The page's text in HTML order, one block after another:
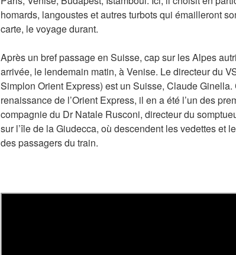
homards, langoustes et autres turbots qui émailleront
carte, le voyage durant.
Après un bref passage en Suisse, cap sur les Alpes
arrivée, le lendemain matin, à Venise. Le directeur du
Simplon Orient Express) est un Suisse, Claude Ginella.
renaissance de l’Orient Express, il en a été l’un des
compagnie du Dr Natale Rusconi, directeur du
sur l’île de la Giudecca, où descendent les vedettes et
des passagers du train.